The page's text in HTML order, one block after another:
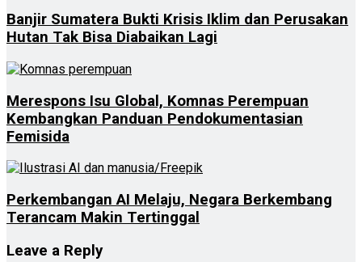
Banjir Sumatera Bukti Krisis Iklim dan Perusakan
Hutan Tak Bisa Diabaikan Lagi
Merespons Isu Global, Komnas Perempuan
Kembangkan Panduan Pendokumentasian
Femisida
Perkembangan AI Melaju, Negara Berkembang
Terancam Makin Tertinggal
Leave a Reply